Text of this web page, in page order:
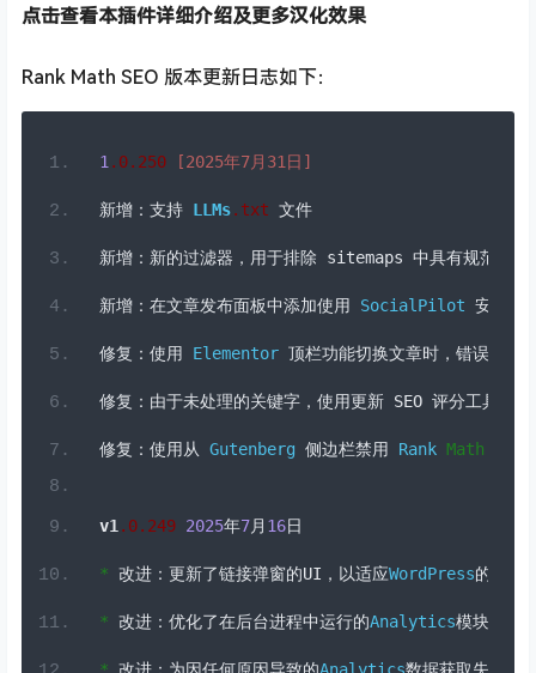
点击查看本插件详细介绍及更多汉化效果
Rank Math SEO 版本更新日志如下：
1 .0. 250 [2025年7月 31 日]
新增：支持 LLMs. txt 文件
新增：新的过滤器，用于排除 sitemaps 中具有规范
新增：在文章发布面板中添加使用 SocialPilot 安排文
修复：使用 Elementor 顶栏功能切换文章时，错误地添
修复：由于未处理的关键字，使用更新 SEO 评分工具时
修复：使用从 Gutenberg 侧边栏禁用 Rank Math
v1 . 0.249 2025年7月 16日
* 改进：更新了链接弹窗的UI ，以适应WordPress的样式
* 改进：优化了在后台进程中运行的Analytics模块的数